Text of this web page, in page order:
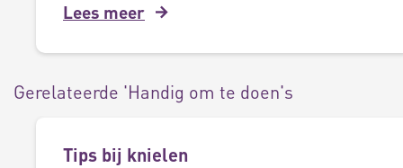
Lees meer
Gerelateerde 'Handig om te doen's
Tips bij knielen